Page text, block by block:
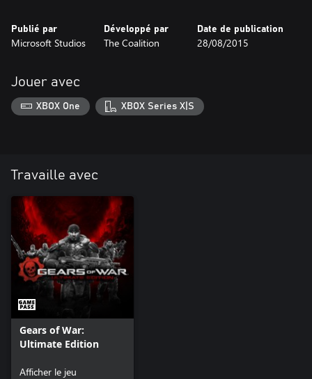
Publié par
Microsoft Studios
Développé par
The Coalition
Date de publication
28/08/2015
Jouer avec
XBOX One XBOX Series X|S
Travaille avec
Gears of War:
Ultimate Edition
Afficher le jeu